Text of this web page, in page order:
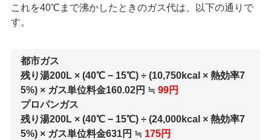
これを40℃まで沸かしたときのガス代は、以下の通りで
す。
都市ガス
残り湯200L × (40℃ − 15℃) ÷ (10,750kcal × 熱効率7
5%) × ガス単位料金160.02円 ≒ 99円
プロパンガス
残り湯200L × (40℃ − 15℃) ÷ (24,000kcal × 熱効率7
5%) × ガス単位料金631円 ≒ 175円